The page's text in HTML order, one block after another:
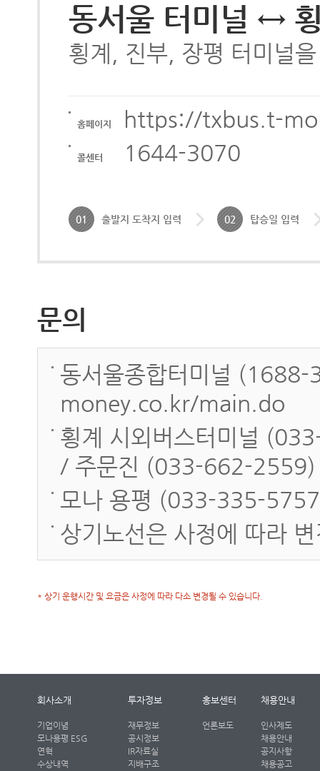
동서울 터미널 ↔
횡계, 진부, 장평 터미널
홈페이지 https://txbus.t-
콜센터 1644-3070
01 출발지 도착지 입력 02 탑승일 입력
문의
동서울종합터미널
money.co.kr/main.do
횡계 시외버스터미널
/ 주문진 (033-662-
모나 용평 (033-335-
상기노선은 사정에 따라
* 상기 운행시간 및 요금은 사정에 따라 다소 변경될 수 있습니다.
회사소개
기업이념
모나용평 ESG
연혁
수상내역
투자정보
재무정보
공시정보
IR자료실
지배구조
홍보센터
언론보도
채용안내
인사제도
채용안내
공지사항
채용공고